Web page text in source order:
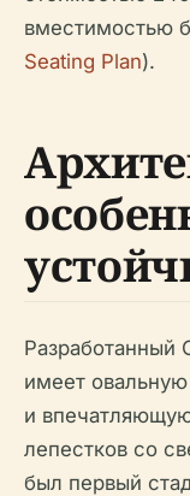
вместимостью
Seating Plan).
Разработанный
имеет
и
лепестков со
был первый